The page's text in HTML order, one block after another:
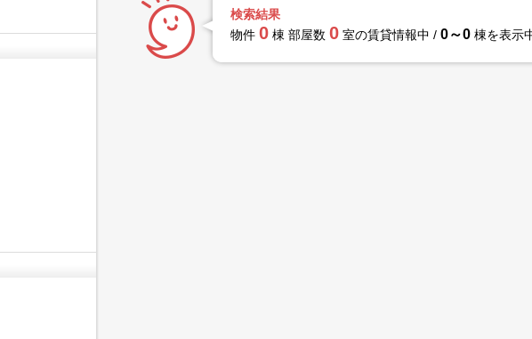
検索結果
物件 0 棟 部屋数 0 室の賃貸情報中 / 0～0 棟を表示